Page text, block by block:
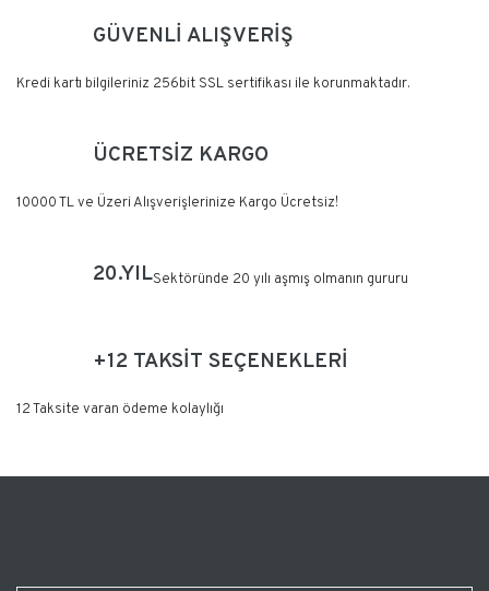
Yorum Yaz
GÜVENLİ ALIŞVERİŞ
Kredi kartı bilgileriniz 256bit SSL sertifikası ile korunmaktadır.
ÜCRETSİZ KARGO
10000 TL ve Üzeri Alışverişlerinize Kargo Ücretsiz!
20.YILSektöründe 20 yılı aşmış olmanın gururu
+12 TAKSİT SEÇENEKLERİ
12 Taksite varan ödeme kolaylığı